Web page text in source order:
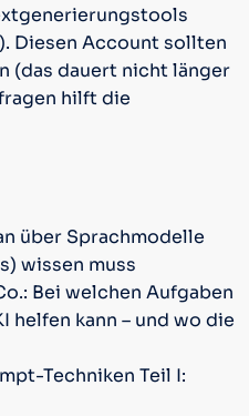
Diesen Account sollten
(das dauert nicht länger
hilft die
über Sprachmodelle
wissen muss
Bei welchen Aufgaben
helfen kann – und wo die
Techniken Teil I: